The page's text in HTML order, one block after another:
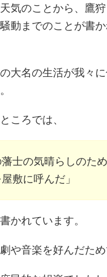
気のことから、鷹
動までのことが書
大名の生活が我々
ころでは、
藩士の気晴らしのた
敷に呼んだ」
かれています。
や音楽を好んだため